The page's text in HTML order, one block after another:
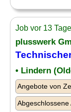
Job vor 13
plusswerk
• Lindern
Angebote von
Abgeschlossene